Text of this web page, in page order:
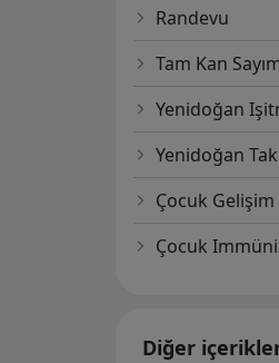
Randevu
Tam Kan
Yenidoğan
Yenidoğan
Çocuk Gelişim
Çocuk
Diğer